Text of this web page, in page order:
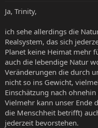
Ja, Trinity,
ich sehe allerdings die
Realsystem, das sich
Planet keine Heimat mehr
auch die lebendige Natur
Veränderungen die durch
nicht so ins Gewicht,
Einschätzung nach
Vielmehr kann unser Ende
die Menschheit betrifft)
jederzeit bevorstehen.